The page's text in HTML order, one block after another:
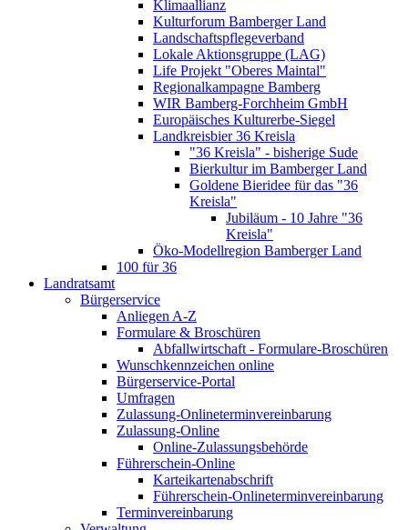
Klimaallianz
Kulturforum Bamberger Land
Landschaftspflegeverband
Lokale Aktionsgruppe (LAG)
Life Projekt "Oberes Maintal"
Regionalkampagne Bamberg
WIR Bamberg-Forchheim GmbH
Europäisches Kulturerbe-Siegel
Landkreisbier 36 Kreisla
"36 Kreisla" - bisherige Sude
Bierkultur im Bamberger Land
Goldene Bieridee für das "36
Kreisla"
Jubiläum - 10 Jahre "36
Kreisla"
Öko-Modellregion Bamberger Land
100 für 36
Landratsamt
Bürgerservice
Anliegen A-Z
Formulare & Broschüren
Abfallwirtschaft - Formulare-Broschüren
Wunschkennzeichen online
Bürgerservice-Portal
Umfragen
Zulassung-Onlineterminvereinbarung
Zulassung-Online
Online-Zulassungsbehörde
Führerschein-Online
Karteikartenabschrift
Führerschein-Onlineterminvereinbarung
Terminvereinbarung